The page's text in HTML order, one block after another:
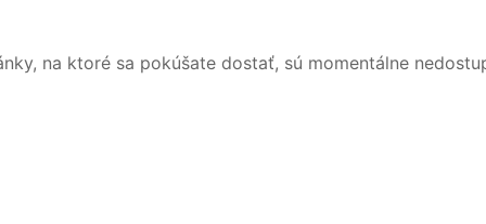
na ktoré sa pokúšate dostať, sú momentálne